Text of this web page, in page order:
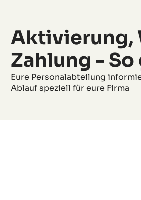
Aktivierung,
Zahlung - So
Eure Personalabteilung
Ablauf speziell für eure Firma